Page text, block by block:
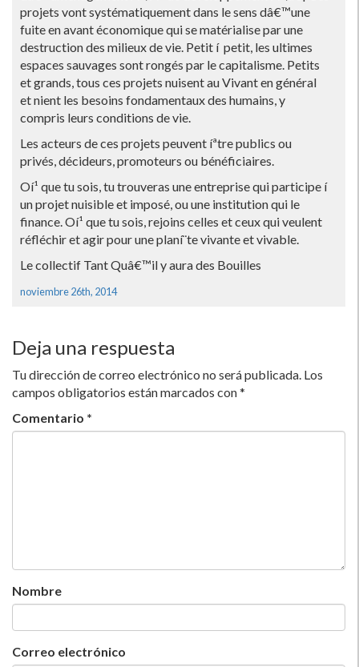
projets vont systématiquement dans le sens dâ€™une
fuite en avant économique qui se matérialise par une
destruction des milieux de vie. Petit í petit, les ultimes
espaces sauvages sont rongés par le capitalisme. Petits
et grands, tous ces projets nuisent au Vivant en général
et nient les besoins fondamentaux des humains, y
compris leurs conditions de vie.
Les acteurs de ces projets peuvent íªtre publics ou
privés, décideurs, promoteurs ou bénéficiaires.
Oí¹ que tu sois, tu trouveras une entreprise qui participe í
un projet nuisible et imposé, ou une institution qui le
finance. Oí¹ que tu sois, rejoins celles et ceux qui veulent
réfléchir et agir pour une planí¨te vivante et vivable.
Le collectif Tant Quâ€™il y aura des Bouilles
noviembre 26th, 2014
Deja una respuesta
Tu dirección de correo electrónico no será publicada. Los
campos obligatorios están marcados con*
Comentario *
Nombre
Correo electrónico